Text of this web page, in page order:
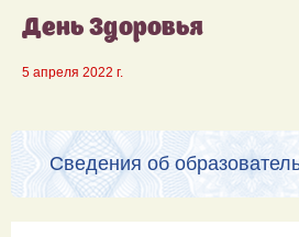
День Здоровья
5 апреля 2022 г.
Сведения об